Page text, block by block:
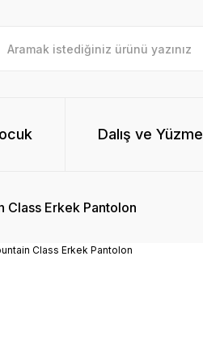
Dalış ve Yüzme
Class Erkek Pantolon